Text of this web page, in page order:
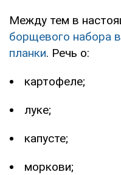
Между тем в
борщевого набора
планки. Речь о:
картофеле;
луке;
капусте;
моркови;